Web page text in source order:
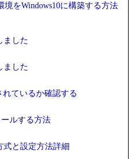
境をWindows10に構築する方法
ました
ました
ているか確認する
ールする方法
式と設定方法詳細